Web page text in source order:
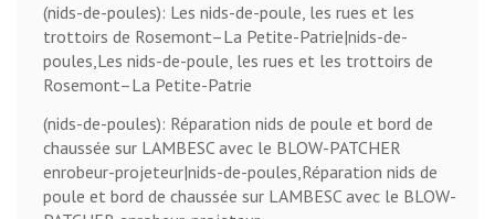
(nids-de-poules): Les nids-de-poule, les rues et les
trottoirs de Rosemont–La Petite-Patrie|nids-de-
poules,Les nids-de-poule, les rues et les trottoirs de
Rosemont–La Petite-Patrie
(nids-de-poules): Réparation nids de poule et bord de
chaussée sur LAMBESC avec le BLOW-PATCHER
enrobeur-projeteur|nids-de-poules,Réparation nids de
poule et bord de chaussée sur LAMBESC avec le BLOW-